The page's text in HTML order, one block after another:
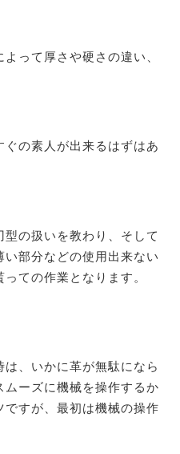
って厚さや硬さの違い、
の素人が出来るはずはあ
の扱いを教わり、そして
部分などの使用出来ない
ての作業となります。
、いかに革が無駄になら
ーズに機械を操作するか
すが、最初は機械の操作